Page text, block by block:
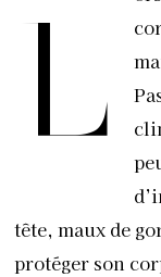
L
tête, maux de
protéger son